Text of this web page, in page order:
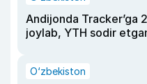
Andijonda Tracker’ga
joylab, YTH sodir
O‘zbekiston